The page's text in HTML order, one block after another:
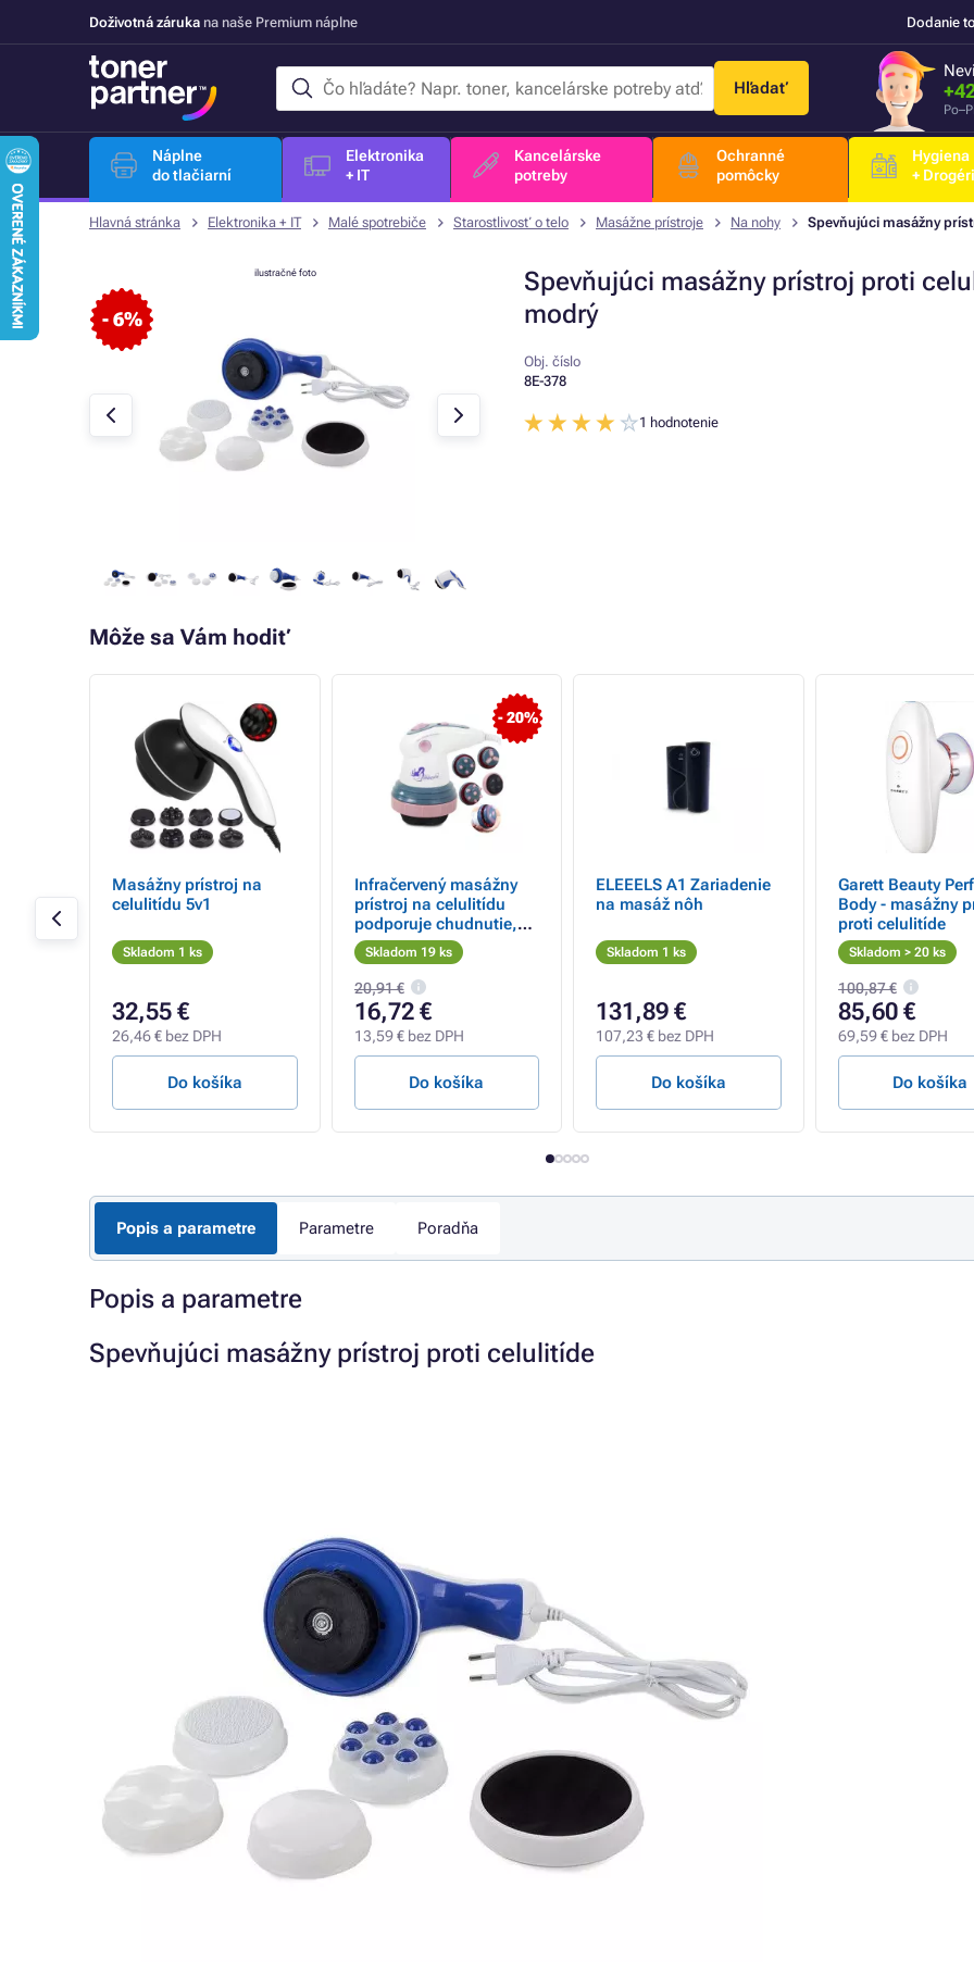
Doživotná záruka na naše Premium náplne Dodanie
Hľadať
Náplne
do tlačiarní
Elektronika
+ IT
Kancelárske
potreby
Ochranné
pomôcky
Hygiena
+
Hlavná stránka Elektronika + IT Malé spotrebiče Starostlivosť o telo Masážne prístroje Na nohy Spevňujúci masážny
Spevňujúci masážny prístroj proti
modrý
- 6%
ilustračné foto
Obj. číslo
8E-378
1 hodnotenie
Môže sa Vám hodiť
Masážny prístroj na
celulitídu 5v1
Skladom 1 ks
32,55 €
26,46 € bez DPH
Do košíka
- 20%
Infračervený masážny
prístroj na celulitídu
podporuje chudnutie,
rôzne
Skladom 19 ks
20,91 €
16,72 €
13,59 € bez DPH
Do košíka
ELEEELS A1 Zariadenie
na masáž nôh
Skladom 1 ks
131,89 €
107,23 € bez DPH
Do košíka
Garett Beauty
Body - masážny
proti celulitíde
Skladom > 20 ks
100,87 €
85,60 €
69,59 € bez DPH
Do košíka
Popis a parametre Parametre Poradňa
Popis a parametre
Spevňujúci masážny prístroj proti celulitíde